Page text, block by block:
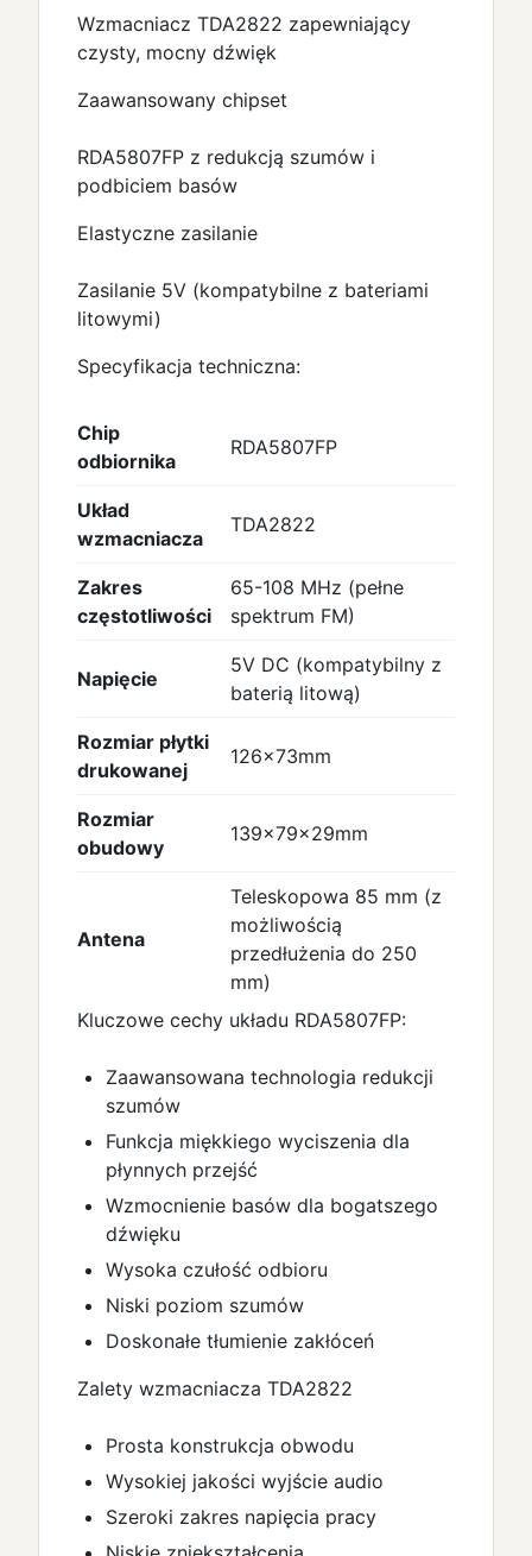
Wzmacniacz TDA2822 zapewniający
czysty, mocny dźwięk
Zaawansowany chipset
RDA5807FP z redukcją szumów i
podbiciem basów
Elastyczne zasilanie
Zasilanie 5V (kompatybilne z bateriami
litowymi)
Specyfikacja techniczna:
Chip
odbiornika
RDA5807FP
Układ
wzmacniacza
TDA2822
Zakres
częstotliwości
65-108 MHz (pełne
spektrum FM)
Napięcie
5V DC (kompatybilny z
baterią litową)
Rozmiar płytki
drukowanej
126×73mm
Rozmiar
obudowy
139×79×29mm
Antena
Teleskopowa 85 mm (z
możliwością
przedłużenia do 250
mm)
Kluczowe cechy układu RDA5807FP:
Zaawansowana technologia redukcji
szumów
Funkcja miękkiego wyciszenia dla
płynnych przejść
Wzmocnienie basów dla bogatszego
dźwięku
Wysoka czułość odbioru
Niski poziom szumów
Doskonałe tłumienie zakłóceń
Zalety wzmacniacza TDA2822
Prosta konstrukcja obwodu
Wysokiej jakości wyjście audio
Szeroki zakres napięcia pracy